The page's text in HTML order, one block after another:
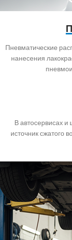
Пневматические
нанесения
В автосервисах
источник сжатого